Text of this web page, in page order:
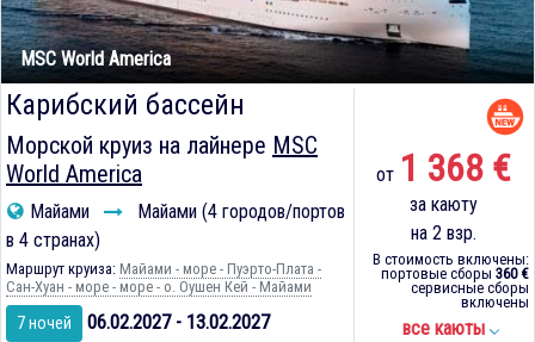
MSC World America
Карибский бассейн
Морской круиз на лайнере MSC
World America
Майами
Майами (4 городов/портов
в 4 странах)
Маршрут круиза: Майами - море - Пуэрто-Плата -
Сан-Хуан - море - море - о. Оушен Кей - Майами
7 ночей 06.02.2027 - 13.02.2027
от 1 368 €
за каюту
на 2 взр.
В стоимость включены:
портовые сборы 360 €
сервисные сборы
включены
все каюты